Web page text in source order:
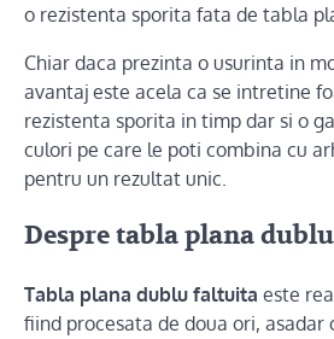
o rezistenta sporita fata de tabla
Chiar daca prezinta o usurinta in
avantaj este acela ca se intretine
rezistenta sporita in timp dar si o
culori pe care le poti combina cu
pentru un rezultat unic.
Despre tabla plana
Tabla plana dublu faltuita este
fiind procesata de doua ori,